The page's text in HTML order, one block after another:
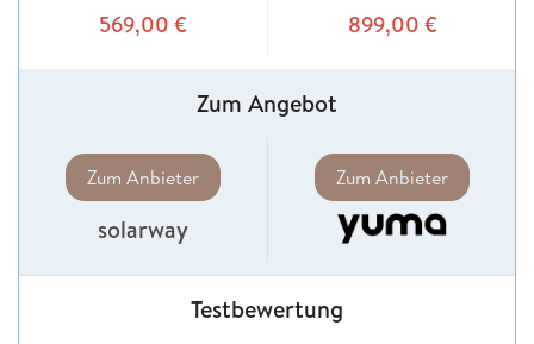
569,00 €
899,00 €
Zum Angebot
Zum Anbieter
solarway
Zum Anbieter
Testbewertung